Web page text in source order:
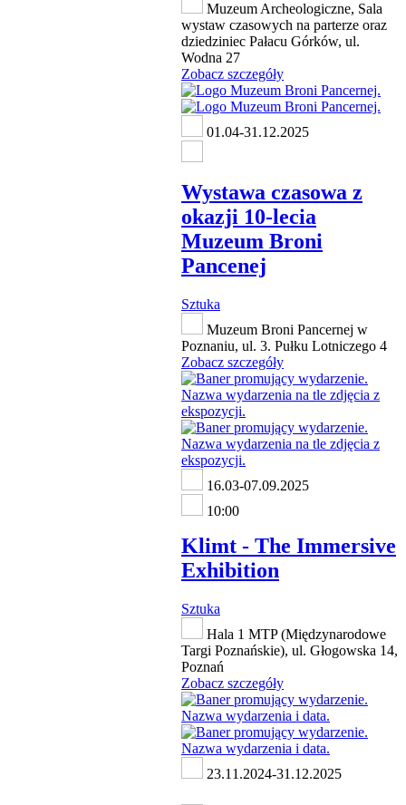
Muzeum Archeologiczne, Sala
wystaw czasowych na parterze oraz
dziedziniec Pałacu Górków, ul.
Wodna 27
Zobacz szczegóły
01.04-31.12.2025
Wystawa czasowa z
okazji 10-lecia
Muzeum Broni
Pancenej
Sztuka
Muzeum Broni Pancernej w
Poznaniu, ul. 3. Pułku Lotniczego 4
Zobacz szczegóły
16.03-07.09.2025
10:00
Klimt - The Immersive
Exhibition
Sztuka
Hala 1 MTP (Międzynarodowe
Targi Poznańskie), ul. Głogowska 14,
Poznań
Zobacz szczegóły
23.11.2024-31.12.2025